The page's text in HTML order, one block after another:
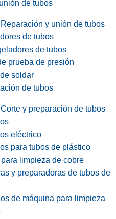
de tubos
y unión de tubos
de tubos
de tubos
prueba de presión
soldar
de tubos
y preparación de tubos
eléctrico
para tubos de plástico
limpieza de cobre
y preparadoras de tubos de
de máquina para limpieza